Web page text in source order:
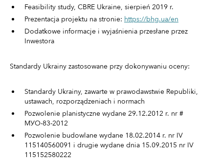
Feasibility study, CBRE Ukraine, sierpień 2019 r.
Prezentacja projektu na stronie: https://bhg.ua/en
Dodatkowe informacje i wyjaśnienia przesłane przez
Inwestora
Standardy Ukrainy zastosowane przy dokonywaniu oceny:
Standardy Ukrainy, zawarte w prawodawstwie Republiki,
ustawach, rozporządzeniach i normach
Pozwolenie planistyczne wydane 29.12.2012 r. nr #
МУО-83-2012
Pozwolenie budowlane wydane 18.02.2014 r. nr IV
115140560091 i drugie wydane dnia 15.09.2015 nr IV
115152580222